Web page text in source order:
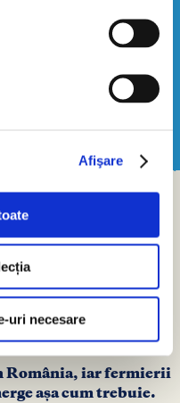
Afişare
uri necesare
tu susţii
susţii producţia
E atât de simplu.
România, iar fermierii
așa cum trebuie.